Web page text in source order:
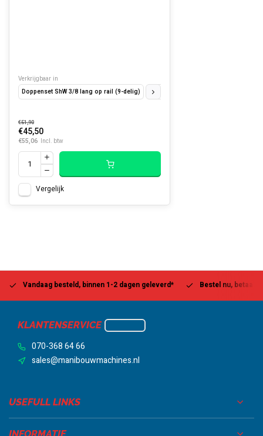
Verkrijgbaar in
Doppenset ShW 3/8 lang op rail (9-delig)
Doppenset ShW 3/8 op rail (9-delig)
€51,90
€45,50
€55,06 Incl. btw
Vergelijk
Vandaag besteld, binnen 1-2 dagen geleverd* Bestel nu, betaal
KLANTENSERVICE
070-368 64 66
sales@manibouwmachines.nl
USEFULL LINKS
INFORMATIE